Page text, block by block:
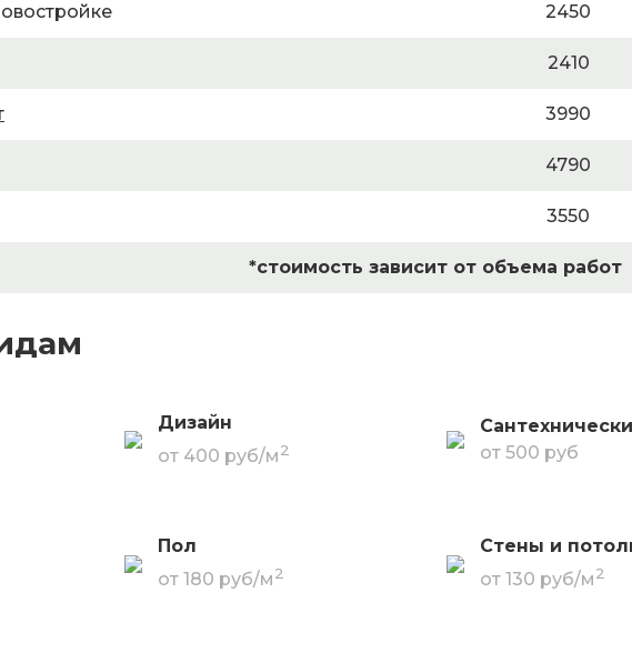
2450
2410
3990
4790
3550
*стоимость зависит от объема работ
Дизайн
от 400 руб/м2
от 500 руб
Пол
от 180 руб/м2
Стены и
от 130 руб/м2